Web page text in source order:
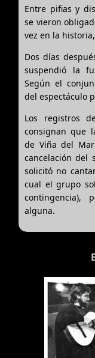
Entre pifias y
se vieron
vez en la
Dos días
suspendió la
Según el
del espectáculo
Los registros
consignan que
de Viña del
cancelación del
solicitó no
cual el grupo
contingencia),
alguna.